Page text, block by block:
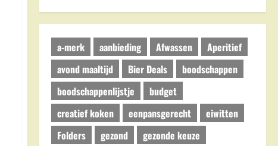
a-merk aanbieding Afwassen
Aperitief
avond maaltijd
Bier Deals
boodschappen
boodschappenlijstje
budget
creatief koken
eenpansgerecht
eiwitten
Folders
gezond
gezonde keuze